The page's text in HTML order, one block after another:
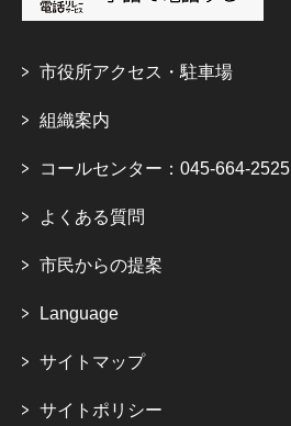
市役所アクセス・駐車場
組織案内
コールセンター：045-664-2525
よくある質問
市民からの提案
Language
サイトマップ
サイトポリシー